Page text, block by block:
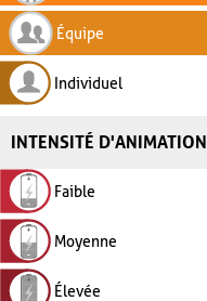
Équipe
Individuel
INTENSITÉ D'ANIMATION
Faible
Moyenne
Élevée